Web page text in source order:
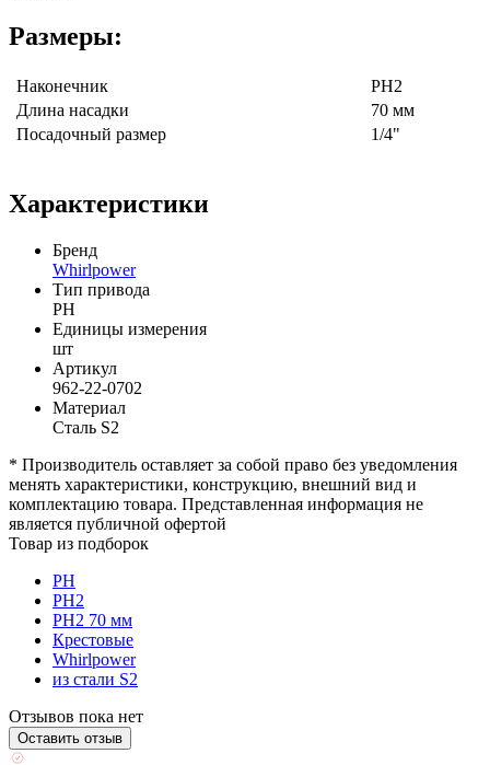
Размеры:
Наконечник
РН2
Длина насадки
70 мм
Посадочный размер
1/4"
Характеристики
Бренд
Whirlpower
Тип привода
PH
Единицы измерения
шт
Артикул
962-22-0702
Материал
Сталь S2
* Производитель оставляет за собой право без уведомления
менять характеристики, конструкцию, внешний вид и
комплектацию товара. Представленная информация не
является публичной офертой
Товар из подборок
PH
PH2
PH2 70 мм
Крестовые
Whirlpower
из стали S2
Отзывов пока нет
Оставить отзыв